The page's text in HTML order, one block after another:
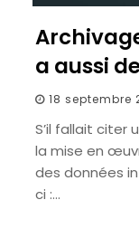
a aussi
18 septembre
S’il fallait citer
la mise en
des données
ci :…